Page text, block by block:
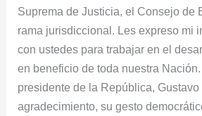
Suprema de Justicia, el Consejo de
rama jurisdiccional. Les expreso mi
con ustedes para trabajar en el
en beneficio de toda nuestra
presidente de la República, Gustavo
agradecimiento, su gesto